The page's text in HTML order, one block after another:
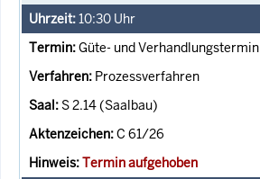
10:30 Uhr
Güte- und Verhandlungstermin
Prozessverfahren
S 2.14 (Saalbau)
C 61/26
Termin aufgehoben